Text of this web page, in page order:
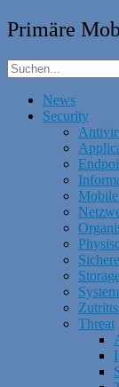
Primäre
News
Security
Threat